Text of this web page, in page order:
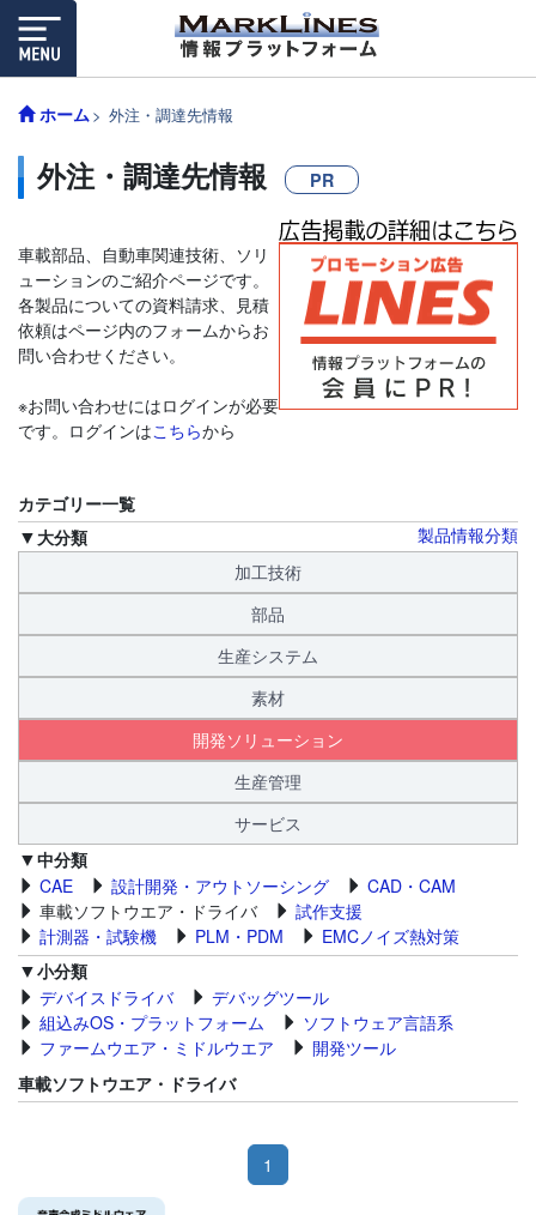
ホーム 外注・調達先情報
外注・調達先情報 PR
車載部品、自動車関連技術、ソリ
ューションのご紹介ページです。
各製品についての資料請求、見積
依頼はページ内のフォームからお
問い合わせください。
※お問い合わせにはログインが必要
です。ログインはこちらから
カテゴリー一覧
製品情報分類
大分類
加工技術
部品
生産システム
素材
開発ソリューション
生産管理
サービス
中分類
CAE
設計開発・アウトソーシング
CAD・CAM
車載ソフトウエア・ドライバ
試作支援
計測器・試験機
PLM・PDM
EMCノイズ熱対策
小分類
デバイスドライバ
デバッグツール
組込みOS・プラットフォーム
ソフトウェア言語系
ファームウエア・ミドルウエア
開発ツール
車載ソフトウエア・ドライバ
1